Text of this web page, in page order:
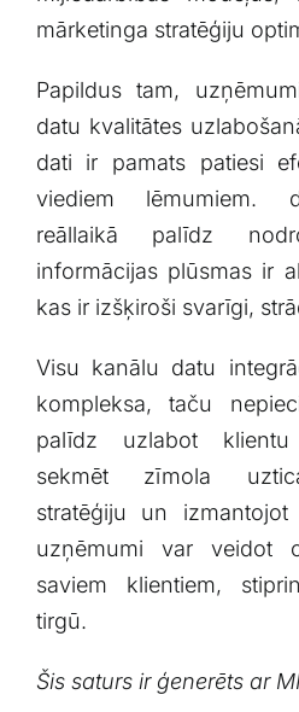
mārketinga stratēģiju
Papildus tam,
datu⁢ kvalitātes
dati ir pamats patiesi
viediem lēmumiem.
reāllaikā palīdz
informācijas ‌plūsmas ir
kas ir izšķiroši ⁤svarīgi,
Visu ​kanālu datu
kompleksa, taču
palīdz uzlabot
sekmēt zīmola
stratēģiju un
uzņēmumi⁣ var veidot
saviem klientiem,
tirgū.
Šis saturs ir‌ ģenerēts ar